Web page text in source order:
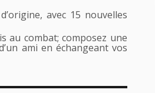
avec 15 nouvelles
au combat; composez une
ami en échangeant vos